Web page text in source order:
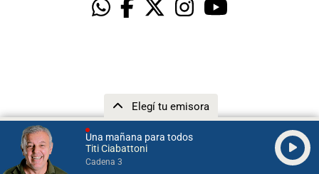
Una mañana para todos
Titi Ciabattoni
Cadena 3
Elegí tu emisora